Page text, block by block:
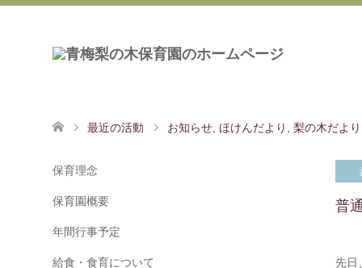
最近の活動 お知らせ ほけんだより 梨の木だより
普
先日
保育理念
保育園概要
年間行事予定
給食・食育について